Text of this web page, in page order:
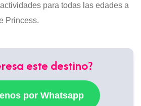
para todas las edades a
Princess.
este destino?
por Whatsapp